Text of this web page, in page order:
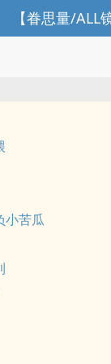
【眷思量/ALL
小苦瓜